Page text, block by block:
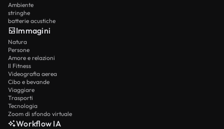
Ambiente
stringhe
batterie acustiche
Immagini
Natura
Persone
Amore e relazioni
Il Fitness
Videografia aerea
Cibo e bevande
Viaggiare
Trasporti
Tecnologia
Zoom di sfondo virtuale
Workflow IA